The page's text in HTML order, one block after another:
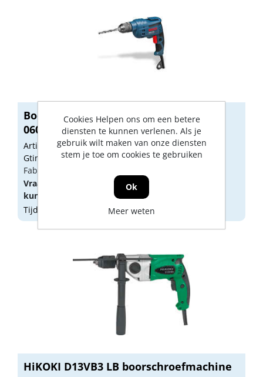
Boorschroevendraaier GBM 10 RE
060147360...
Artikelnummer: 1710026
Gtin: 3165140485968
Fabrikant artikel nummer: 601473600
Vraag een
aan oflog in
kunnen zien.
Tijdelijk niet op voorraad
HiKOKI D13VB3 LB boorschroefmachine
Cookies Helpen ons om een betere
diensten te kunnen verlenen. Als je
gebruik wilt maken van onze diensten
stem je toe om cookies te gebruiken
Ok
Meer weten